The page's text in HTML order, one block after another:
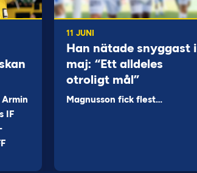
Armin
IF
11 JUNI
Han nätade snyggast i
maj: “Ett alldeles
otroligt mål”
Magnusson fick flest…